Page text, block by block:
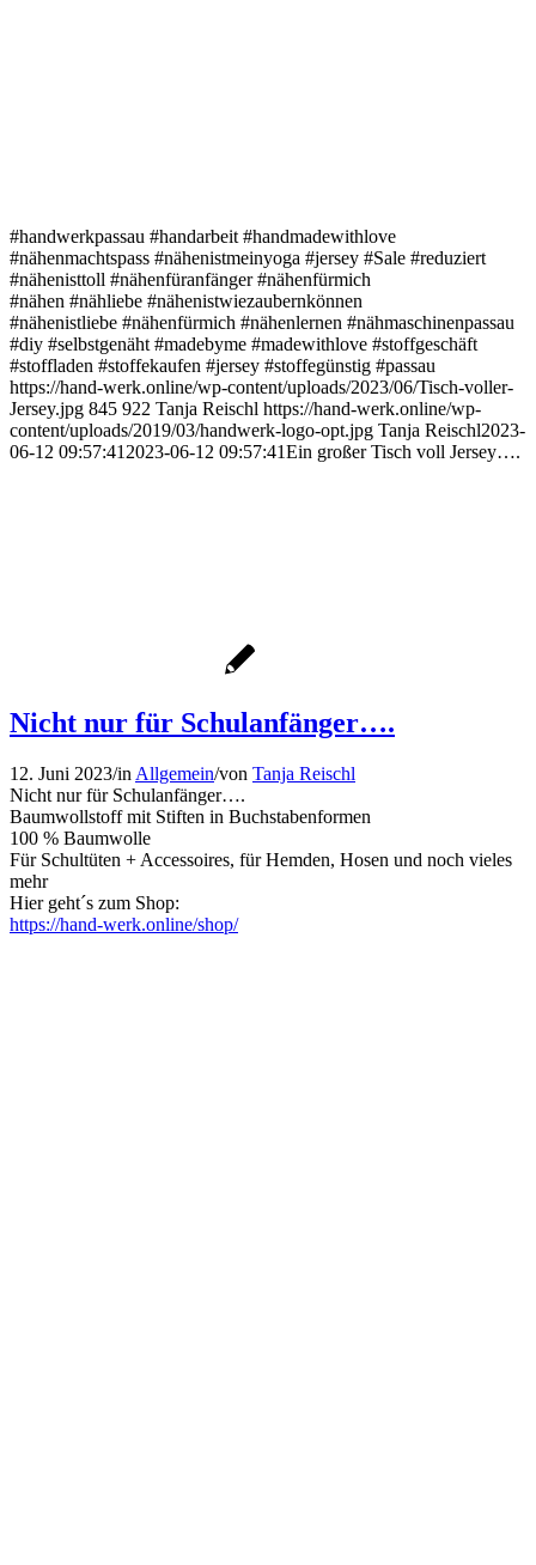
#handwerkpassau #handarbeit #handmadewithlove
#nähenmachtspass #nähenistmeinyoga #jersey #Sale #reduziert
#nähenisttoll #nähenfüranfänger #nähenfürmich
#nähen #nähliebe #nähenistwiezaubernkönnen
#nähenistliebe #nähenfürmich #nähenlernen #nähmaschinenpassau
#diy #selbstgenäht #madebyme #madewithlove #stoffgeschäft
#stoffladen #stoffekaufen #jersey #stoffegünstig #passau
https://hand-werk.online/wp-content/uploads/2023/06/Tisch-voller-
Jersey.jpg 845 922 Tanja Reischl https://hand-werk.online/wp-
content/uploads/2019/03/handwerk-logo-opt.jpg Tanja Reischl2023-
06-12 09:57:41 2023-06-12 09:57:41Ein großer Tisch voll Jersey….
Nicht nur für Schulanfänger….
12. Juni 2023/in Allgemein/von Tanja Reischl
Nicht nur für Schulanfänger….
Baumwollstoff mit Stiften in Buchstabenformen
100 % Baumwolle
Für Schultüten + Accessoires, für Hemden, Hosen und noch vieles
mehr
Hier geht´s zum Shop:
https://hand-werk.online/shop/